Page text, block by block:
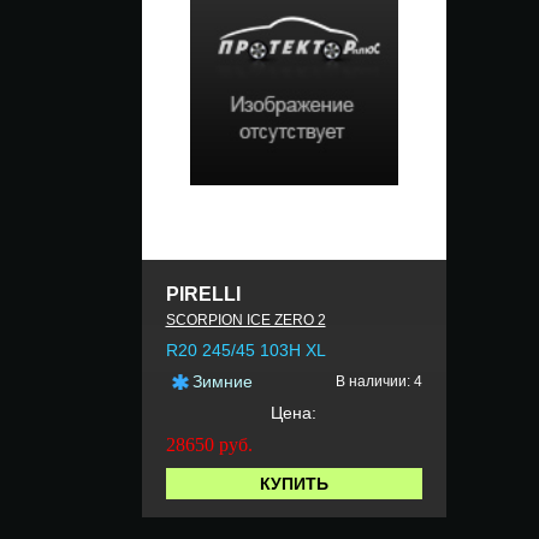
PIRELLI
SCORPION ICE ZERO 2
R20 245/45 103H XL
Зимние
В наличии: 4
Цена:
28650 руб.
КУПИТЬ